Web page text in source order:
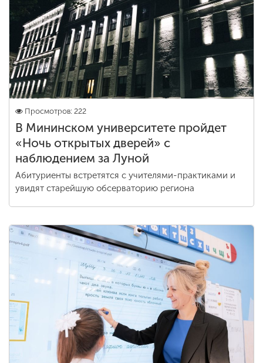
Просмотров: 222
В Мининском университете пройдет
«Ночь открытых дверей» с
наблюдением за Луной
Абитуриенты встретятся с учителями-практиками и
увидят старейшую обсерваторию региона